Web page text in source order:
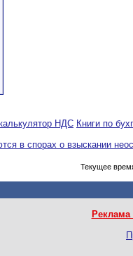
НДС Книги по
в спорах о взыскании
Текущее